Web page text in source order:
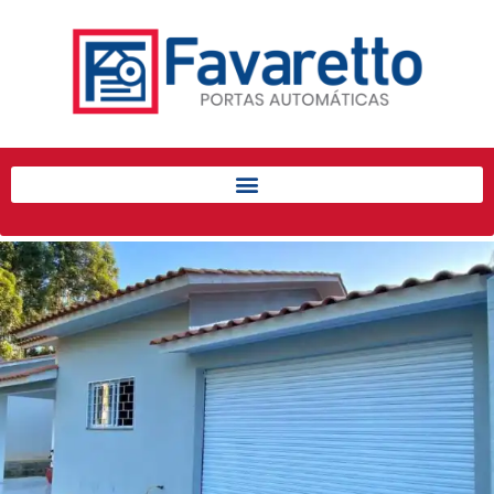
Início
Produtos
Porta de Enrolar Automática
Automatizadores
Acessórios Para Portas de
Enrolar
Pintura eletrostática
Portfólio
Contato